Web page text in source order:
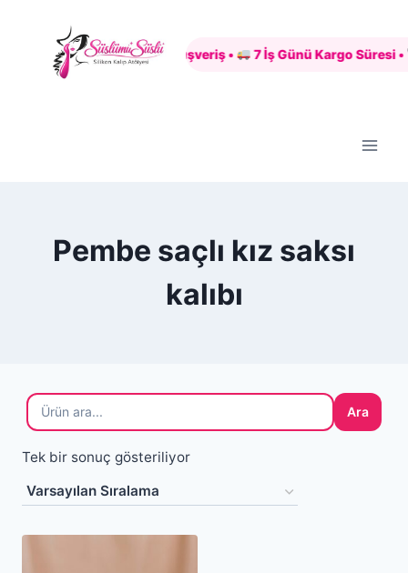
content
Güvenli Alışveriş • 7 İş Günü Kargo Süresi •
Pembe saçlı kız saksı
kalıbı
Ara
Tek bir sonuç gösteriliyor